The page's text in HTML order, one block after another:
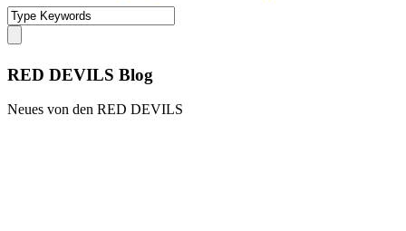
RED DEVILS Blog
Neues von den RED DEVILS